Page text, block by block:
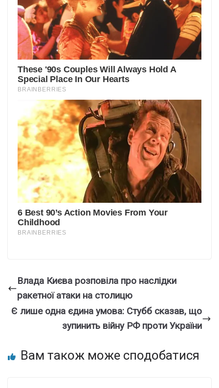
Влада Києва розповіла про наслідки
ракетної атаки на столицю
Є лише одна єдина умова: Стубб сказав, що
зупинить війну РФ проти України
Вам також може сподобатися